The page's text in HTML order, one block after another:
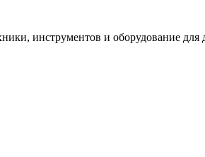
инструментов и оборудование для